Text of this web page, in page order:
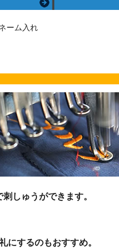
ーム入れ
しゅうができます。
にするのもおすすめ。